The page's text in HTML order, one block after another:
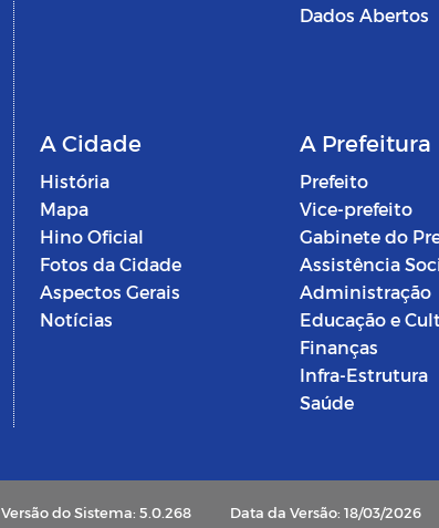
Dados Abertos
A Cidade
História
Mapa
Hino Oficial
Fotos da Cidade
Aspectos Gerais
Notícias
A Prefeitura
Prefeito
Vice-prefeito
Gabinete do
Assistência
Administração
Educação e
Finanças
Infra-Estrutura
Saúde
Versão do Sistema: 5.0.268 Data da Versão: 18/03/2026